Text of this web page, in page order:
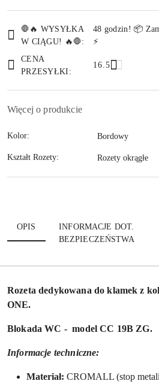
i
dostawa
🛑🔥 WYSYŁKA
W CIĄGU! 🔥🛑:
48 godzin! 📦
⚡
CENA
PRZESYŁKI:
16.5
Więcej o produkcie
Kolor: Bordowy
Kształt Rozety: Rozety okrągłe
OPIS
INFORMACJE DOT.
BEZPIECZEŃSTWA
Rozeta dedykowana do klamek z
ONE.
Blokada WC - model CC 19B ZG.
Informacje techniczne:
Materiał: CROMALL (stop